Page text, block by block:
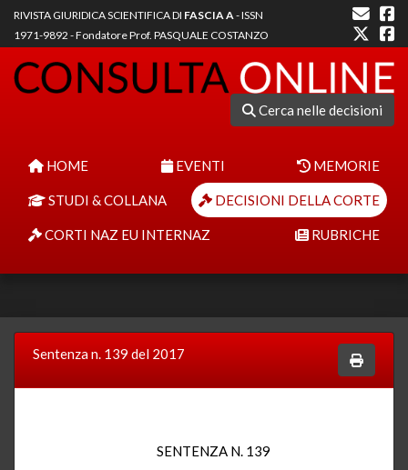
RIVISTA GIURIDICA SCIENTIFICA DI FASCIA A- ISSN
1971-9892 - Fondatore Prof. PASQUALE COSTANZO
Cerca nelle decisioni
HOME EVENTI MEMORIE
STUDI & COLLANA DECISIONI DELLA CORTE
CORTI NAZ EU INTERNAZ RUBRICHE
Sentenza n. 139 del 2017
SENTENZA N. 139